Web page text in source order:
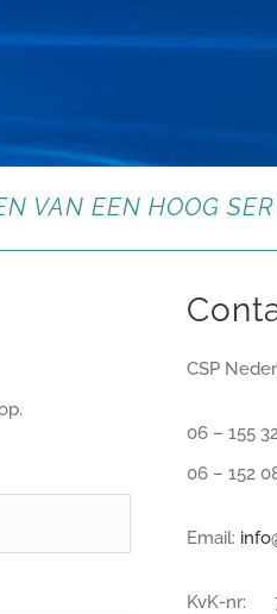
VAN EEN HOOG
CSP
06 – 155
06 – 152
Email:
KvK-nr: